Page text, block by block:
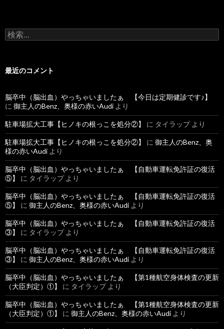
検
索
最近のコメント
脳卒中（脳出血）やっちゃいましたぁ 【今日は定期健診です♪】
に 御主人のBenz、奥様の赤いAudi より
駐車場拡大工事【ヒノキの根っこを処分②】 に タイラップより
駐車場拡大工事【ヒノキの根っこを処分②】 に 御主人のBenz、奥
様の赤いAudi より
脳卒中（脳出血）やっちゃいましたぁ 【自動車運転免許証の復活
⑤】
に タイラップより
脳卒中（脳出血）やっちゃいましたぁ 【自動車運転免許証の復活
⑤】
に 御主人のBenz、奥様の赤いAudi より
脳卒中（脳出血）やっちゃいましたぁ 【自動車運転免許証の復活
③】
に タイラップより
脳卒中（脳出血）やっちゃいましたぁ 【自動車運転免許証の復活
③】
に 御主人のBenz、奥様の赤いAudi より
脳卒中（脳出血）やっちゃいましたぁ 【第1種航空身体検査の更新
（大臣判定）①】
に タイラップより
脳卒中（脳出血）やっちゃいましたぁ 【第1種航空身体検査の更新
（大臣判定）①】
に 御主人のBenz、奥様の赤いAudi より